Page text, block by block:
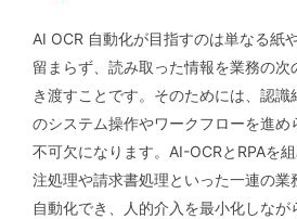
AI OCR 自動化が目指すのは単なる紙
留まらず、読み取った情報を業務の次
き渡すことです。そのためには、認識
のシステム操作やワークフローを進め
不可欠になります。AI-OCRとRPAを
注処理や請求書処理といった一連の業
自動化でき、人的介入を最小化しなが